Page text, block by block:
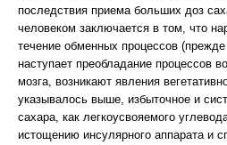
последствия приема больших доз
человеком заключается в том, что
течение обменных процессов
наступает преобладание процессов
мозга, возникают явления
указывалось выше, избыточное и
сахара, как легкоусвояемого
истощению инсулярного аппарата и